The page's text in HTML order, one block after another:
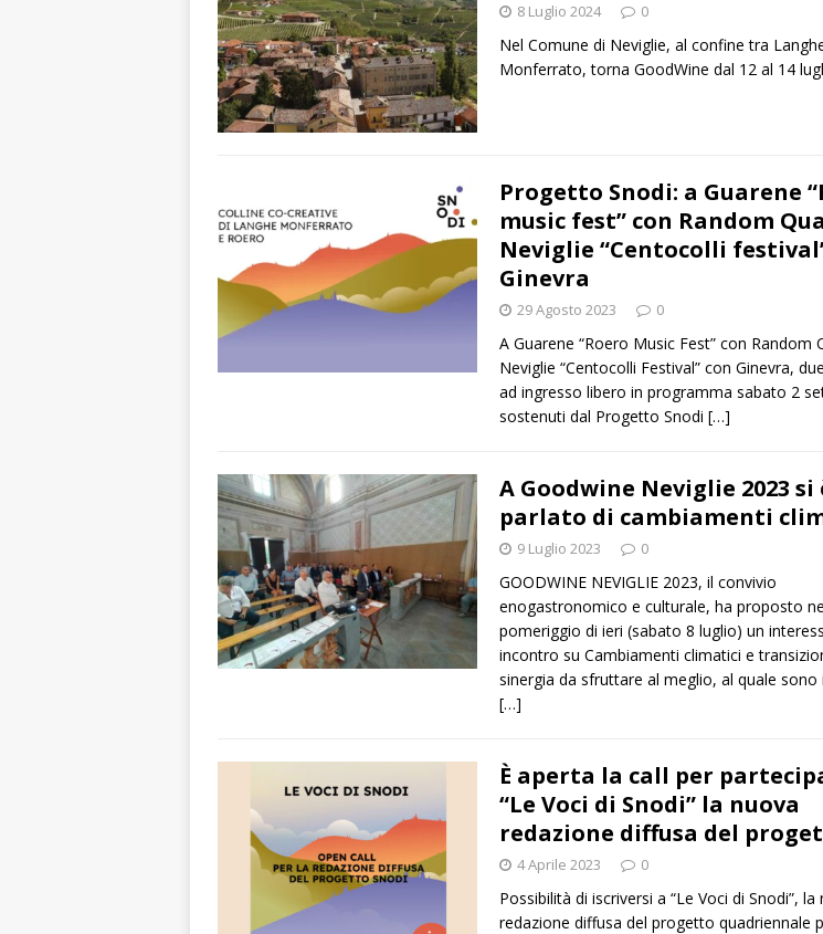
8 Luglio 2024 0
Nel Comune di Neviglie, al confine tra
Monferrato, torna GoodWine dal 12 al 14
Progetto Snodi: a Guarene
music fest” con Random
Neviglie “Centocolli
Ginevra
29 Agosto 2023 0
A Guarene “Roero Music Fest” con Random
Neviglie “Centocolli Festival” con Ginevra,
ad ingresso libero in programma sabato 2
sostenuti dal Progetto Snodi […]
A Goodwine Neviglie 2023 si
parlato di cambiamenti
9 Luglio 2023 0
GOODWINE NEVIGLIE 2023, il convivio
enogastronomico e culturale, ha proposto
pomeriggio di ieri (sabato 8 luglio) un
incontro su Cambiamenti climatici e
sinergia da sfruttare al meglio, al quale sono
[…]
È aperta la call per
“Le Voci di Snodi” la nuova
redazione diffusa del
4 Aprile 2023 0
Possibilità di iscriversi a “Le Voci di Snodi”, la
redazione diffusa del progetto quadriennale